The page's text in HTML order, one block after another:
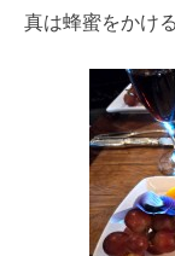
真は蜂蜜をかけ